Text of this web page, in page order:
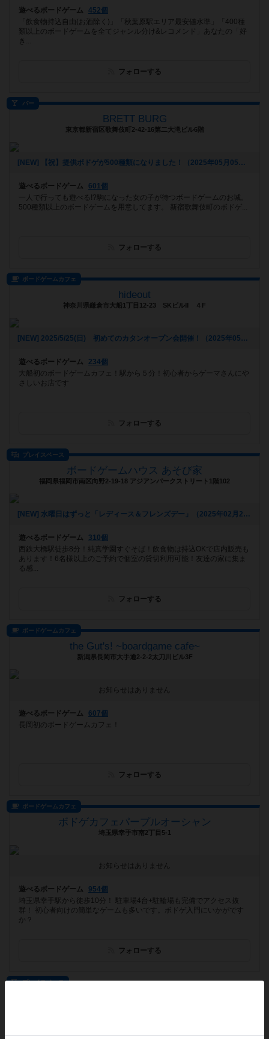
遊べるボードゲーム
452個
「飲食物持込自由(お酒除く)」「秋葉原駅エリア最安値水準」「400種
類以上のボードゲームを全てジャンル分け&レコメンド」あなたの「好
き...
フォローする
バー
BRETT BURG
東京都新宿区歌舞伎町2-42-16第二大滝ビル6階
[NEW] 【祝】提供ボドゲが500種類になりました！（2025年05月05日 18時08分）
遊べるボードゲーム
601個
一人で行っても遊べる!?駒になった女の子が待つボードゲームのお城。
500種類以上のボードゲームを用意してます。 新宿歌舞伎町のボドゲ...
フォローする
ボードゲームカフェ
hideout
神奈川県鎌倉市大船1丁目12-23 SKビルⅡ ４F
[NEW] 2025/5/25(日) 初めてのカタンオープン会開催！（2025年05月01日 13時31分）
遊べるボードゲーム
234個
大船初のボードゲームカフェ！駅から５分！初心者からゲーマさんにや
さしいお店です
フォローする
プレイスペース
ボードゲームハウス あそび家
福岡県福岡市南区向野2-19-18 アジアンパークストリート1階102
[NEW] 水曜日はずっと「レディース＆フレンズデー」（2025年02月28日 17時19分）
遊べるボードゲーム
310個
西鉄大橋駅徒歩8分！純真学園すぐそば！飲食物は持込OKで店内販売も
あります！6名様以上のご予約で個室の貸切利用可能！友達の家に集ま
る感...
フォローする
ボードゲームカフェ
the Gut's! ~boardgame cafe~
新潟県長岡市大手通2-2-2太刀川ビル3F
お知らせはありません
遊べるボードゲーム
607個
長岡初のボードゲームカフェ！
フォローする
ボードゲームカフェ
ボドゲカフェパープルオーシャン
埼玉県幸手市南2丁目5-1
お知らせはありません
遊べるボードゲーム
954個
埼玉県幸手駅から徒歩10分！ 駐車場4台+駐輪場も完備でアクセス抜
群！ 初心者向けの簡単なゲームも多いです。ボドゲ入門にいかがです
か？
フォローする
プレイスペース